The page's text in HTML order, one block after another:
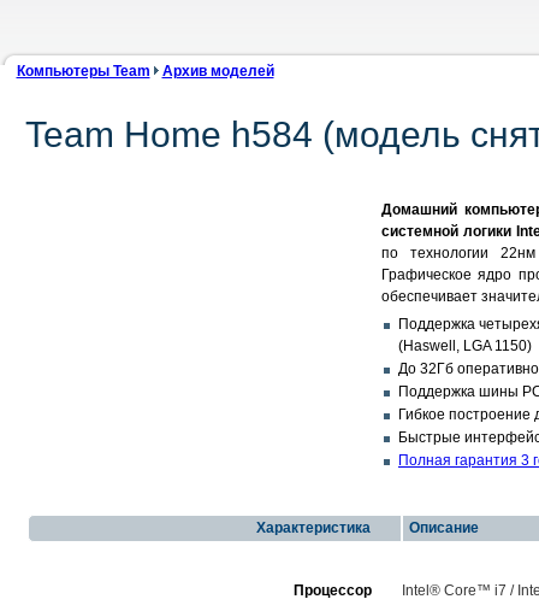
Компьютеры Team Архив моделей
Team Home h584 (модель
Домашний
системной логики
по технологии
Графическое ядро
обеспечивает
Поддержка
(Haswell, LGA 1150)
До 32Гб
Поддержка шины
Гибкое построение
Быстрые
Полная гарантия 3
Характеристика Описание
Процессор
Intel® Core™ i7 /